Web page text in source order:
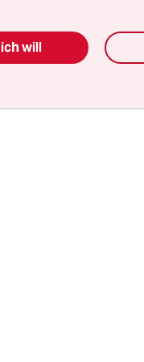
von Grenzschutz
will